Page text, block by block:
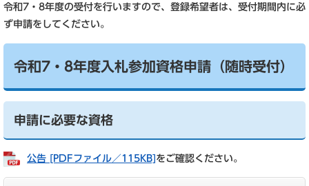
令和7・8年度の受付を行いますので、登録希望者は、受付期間内に必
ず申請をしてください。
令和7・8年度入札参加資格申請（随時受付）
申請に必要な資格
公告 [PDFファイル／115KB] をご確認ください。